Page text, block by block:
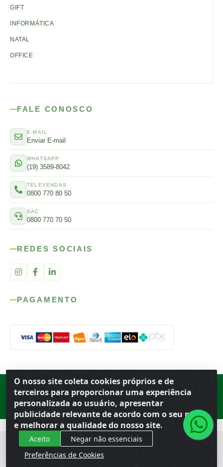
O nosso site coleta cookies próprios e de
terceiros para proporcionar uma experiência
personalizada ao usuário, apresentar
publicidade relevante de acordo com o seu perfil
e melhorar a qualidade do nosso site.
Aceito
Negar não essenciais
Preferências de Cookies
GIFT
INFORMÁTICA
NATAL
OFFICE
FALE CONOSCO
E-MAIL
Enviar E-mail
WHATSAPP
(19) 3589-8042
TELEVENDAS
0800 770 80 50
SAC
0800 770 70 50
REDES SOCIAIS
PAGAMENTO
Rod. SP-215, s/n, km 98 — Área Rural Porto Ferreira ·BR
· CEP
· CNPJ 56.679.863/0001-91
© 2026 Atacado Ideal